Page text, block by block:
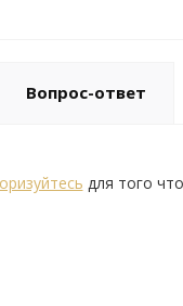
Вопрос-ответ
для того